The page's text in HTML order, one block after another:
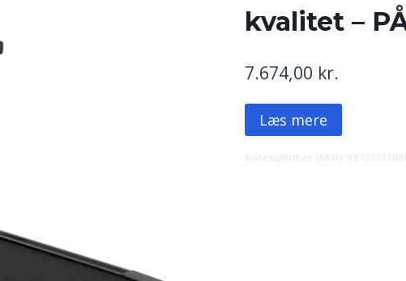
kvalitet –
7.674,00 kr.
Læs mere
Varenummer (SKU):